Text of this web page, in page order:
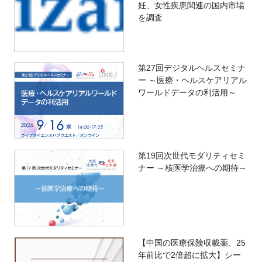
妊、女性疾患関連の国内市場
を調査
第27回デジタルヘルスセミナ
ー ～医療・ヘルスケアリアル
ワールドデータの利活用～
第19回次世代モダリティセミ
ナー ～核医学治療への期待～
【中国の医療保険収載薬、25
年前比で2倍超に拡大】シー